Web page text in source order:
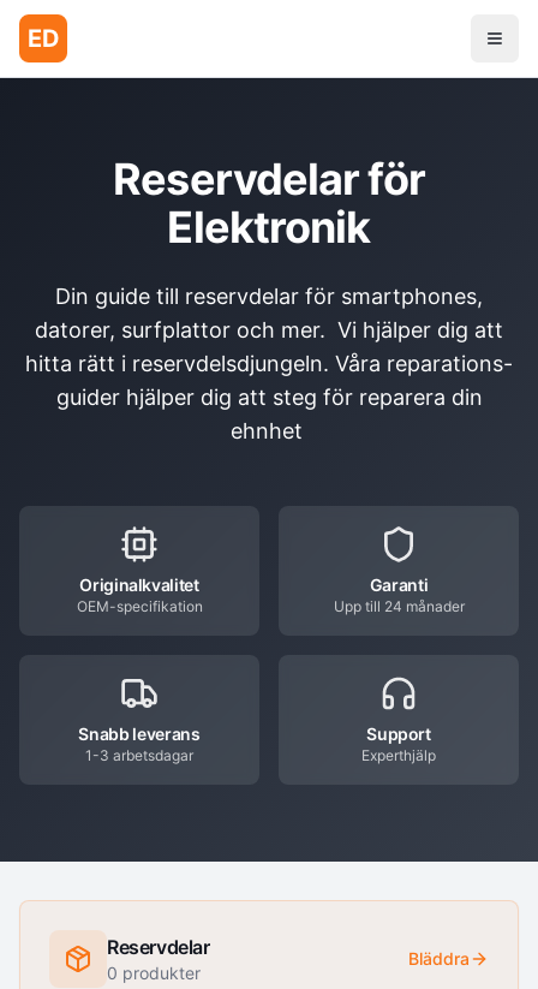
ED
Reservdelar för
Elektronik
Din guide till reservdelar för smartphones,
datorer, surfplattor och mer. Vi hjälper dig att
hitta rätt i reservdelsdjungeln. Våra reparations-
guider hjälper dig att steg för reparera din
ehnhet
Originalkvalitet
OEM-specifikation
Garanti
Upp till 24 månader
Snabb leverans
1-3 arbetsdagar
Support
Experthjälp
Reservdelar
0 produkter
Bläddra